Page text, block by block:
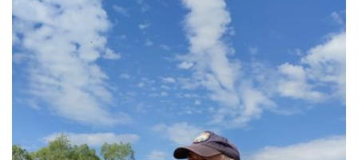
Фотогалерея
Обращения
Контакты
Вакансии